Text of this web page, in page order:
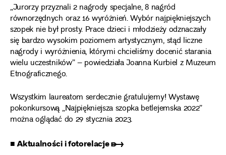
„Jurorzy przyznali 2 nagrody specjalne, 8 nagród
równorzędnych oraz 16 wyróżnień. Wybór najpiękniejszych
szopek nie był prosty. Prace dzieci i młodzieży odznaczały
się bardzo wysokim poziomem artystycznym, stąd liczne
nagrody i wyróżnienia, którymi chcieliśmy docenić starania
wielu uczestników” – powiedziała Joanna Kurbiel z Muzeum
Etnograficznego.
Wszystkim laureatom serdecznie gratulujemy! Wystawę
pokonkursową „Najpiękniejsza szopka betlejemska 2022”
można oglądać do 29 stycznia 2023.
■ Aktualności i fotorelacje ➸